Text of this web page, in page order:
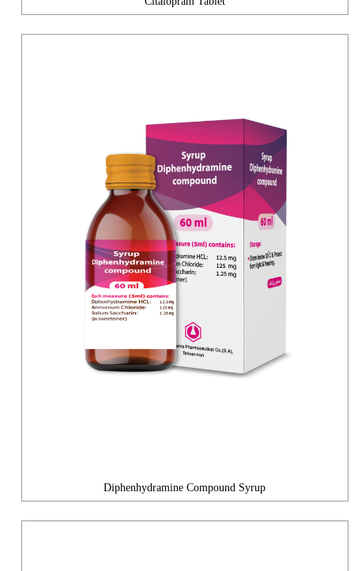
Diphenhydramine Compound Syrup